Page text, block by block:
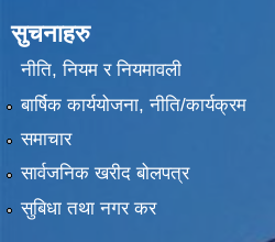
सुचनाहरु
नीति, नियम र नियमावली
बार्षिक कार्ययोजना, नीति/कार्यक्रम
समाचार
सार्वजनिक खरीद बोलपत्र
सुबिधा तथा नगर कर